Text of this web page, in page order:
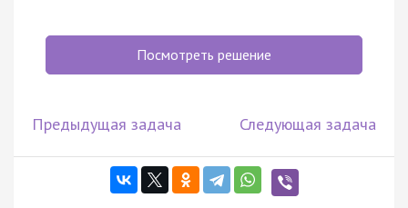
Посмотреть решение
Предыдущая задача Следующая задача